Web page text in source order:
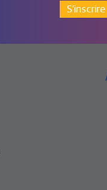
S'inscrire